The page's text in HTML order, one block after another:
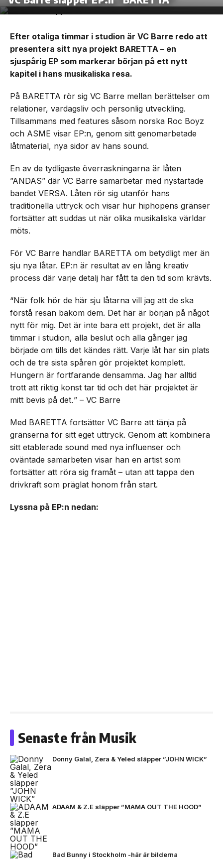
Efter otaliga timmar i studion är VC Barre redo att
presentera sitt nya projekt BARETTA – en
sjuspårig EP som markerar början på ett nytt
kapitel i hans musikaliska resa.
På BARETTA rör sig VC Barre mellan berättelser om
relationer, vardagsliv och personlig utveckling.
Tillsammans med features såsom norska Roc Boyz
och ASME visar EP:n, genom sitt genomarbetade
låtmaterial, nya sidor av hans sound.
En av de tydligaste överraskningarna är låten
”ANDAS” där VC Barre samarbetar med nystartade
bandet VERSA. Låten rör sig utanför hans
traditionella uttryck och visar hur hiphopens gränser
fortsätter att suddas ut när olika musikaliska världar
möts.
För VC Barre handlar BARETTA om betydligt mer än
sju nya låtar. EP:n är resultat av en lång kreativ
process där varje detalj har fått ta den tid som krävts.
“När folk hör de här sju låtarna vill jag att de ska
förstå resan bakom dem. Det här är början på något
nytt för mig. Det är inte bara ett projekt, det är alla
timmar i studion, alla beslut och alla gånger jag
började om tills det kändes rätt. Varje låt har sin plats
och de tre sista spåren gör projektet komplett.
Hungern är fortfarande densamma. Jag har alltid
trott att riktig konst tar tid och det här projektet är
mitt bevis på det.” – VC Barre
Med BARETTA fortsätter VC Barre att tänja på
gränserna för sitt eget uttryck. Genom att kombinera
sitt etablerade sound med nya influenser och
oväntade samarbeten visar han en artist som
fortsätter att röra sig framåt – utan att tappa den
drivkraft som präglat honom från start.
Lyssna på EP:n nedan:
Senaste från Musik
Donny Galal, Zera & Yeled släpper ”JOHN WICK”
ADAAM & Z.E släpper ”MAMA OUT THE HOOD”
Bad Bunny i Stockholm -här är bilderna